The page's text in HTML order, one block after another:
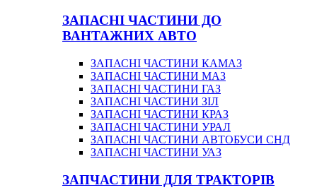
ЗАПАСНІ ЧАСТИНИ ДО
ВАНТАЖНИХ АВТО
ЗАПАСНІ ЧАСТИНИ КАМАЗ
ЗАПАСНІ ЧАСТИНИ МАЗ
ЗАПАСНІ ЧАСТИНИ ГАЗ
ЗАПАСНІ ЧАСТИНИ ЗІЛ
ЗАПАСНІ ЧАСТИНИ КРАЗ
ЗАПАСНІ ЧАСТИНИ УРАЛ
ЗАПАСНІ ЧАСТИНИ АВТОБУСИ СНД
ЗАПАСНІ ЧАСТИНИ УАЗ
ЗАПЧАСТИНИ ДЛЯ ТРАКТОРІВ